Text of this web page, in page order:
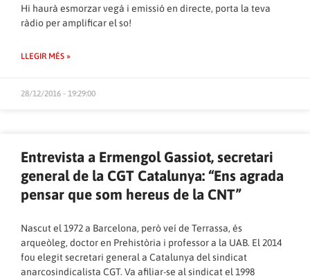
Hi haurà esmorzar vegà i emissió en directe, porta la teva
ràdio per amplificar el so!
LLEGIR MÉS »
28/12/2016 - 19:29:00
Entrevista a Ermengol Gassiot, secretari
general de la CGT Catalunya: “Ens agrada
pensar que som hereus de la CNT”
Nascut el 1972 a Barcelona, però veí de Terrassa, és
arqueòleg, doctor en Prehistòria i professor a la UAB. El 2014
fou elegit secretari general a Catalunya del sindicat
anarcosindicalista CGT. Va afiliar-se al sindicat el 1998